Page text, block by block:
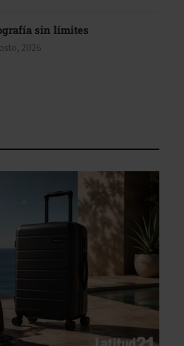
sin límites
2026